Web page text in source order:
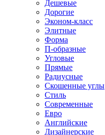
Дешевые
Дорогие
Эконом-класс
Элитные
Форма
П-образные
Угловые
Прямые
Радиусные
Скошенные углы
Стиль
Современные
Евро
Английские
Дизайнерские